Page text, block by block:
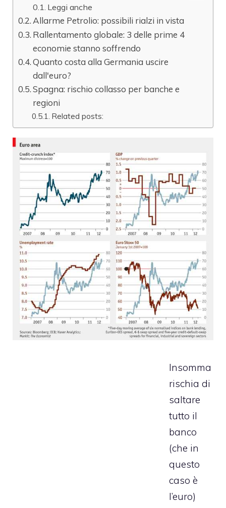
Leggi anche
Allarme Petrolio: possibili rialzi in vista
Rallentamento globale: 3 delle prime 4
economie stanno soffrendo
Quanto costa alla Germania uscire
dall'euro?
Spagna: rischio collasso per banche e
regioni
Related posts:
Insomma
rischia di
saltare
tutto il
banco
(che in
questo
caso è
l’euro)